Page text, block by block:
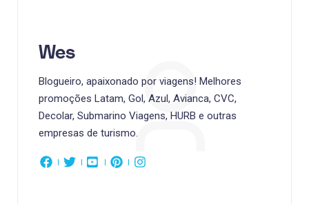
Wes
Blogueiro, apaixonado por viagens! Melhores
promoções Latam, Gol, Azul, Avianca, CVC,
Decolar, Submarino Viagens, HURB e outras
empresas de turismo.